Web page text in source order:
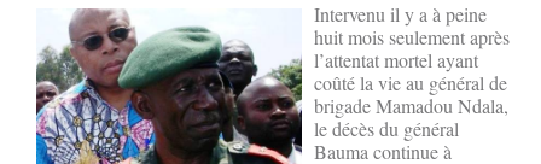
Intervenu il y a à peine
huit mois seulement après
l’attentat mortel ayant
coûté la vie au général de
brigade Mamadou Ndala,
le décès du général
Bauma continue à